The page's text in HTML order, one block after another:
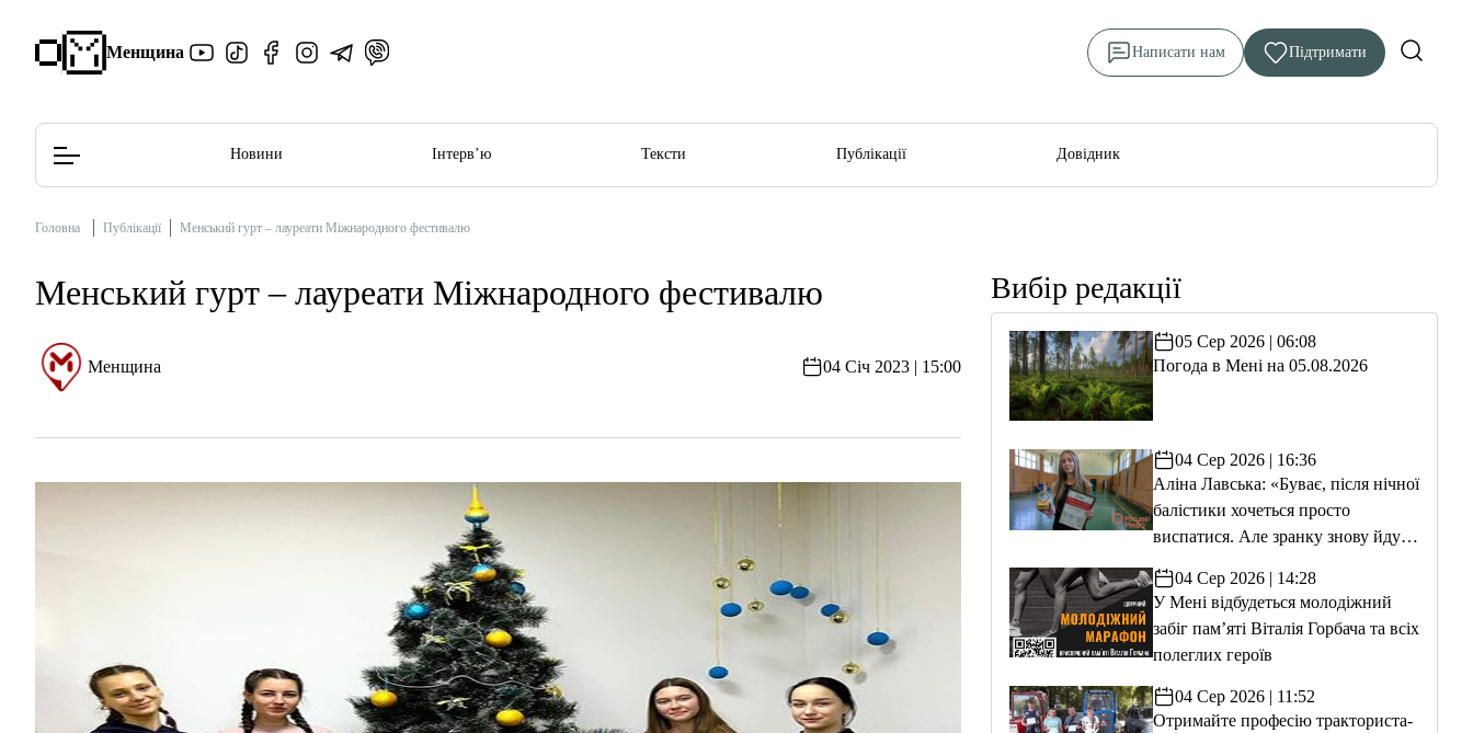
Менщина Написати нам Підтримати
Редакційна політика
Новини Інтерв’ю Тексти Публікації Довідник
Головна Публікації Менський гурт – лауреати Міжнародного фестивалю
Менський гурт – лауреати Міжнародного фестивалю
Менщина 04 Січ 2023 | 15:00
Вибір редакції
05 Сер 2026 | 06:08
Погода в Мені на 05.08.2026
04 Сер 2026 | 16:36
Аліна Лавська: «Буває, після нічної
балістики хочеться просто
виспатися. Але зранку знову йду
04 Сер 2026 | 14:28
У Мені відбудеться молодіжний
забіг пам’яті Віталія Горбача та всіх
полеглих героїв
04 Сер 2026 | 11:52
Отримайте професію тракториста-